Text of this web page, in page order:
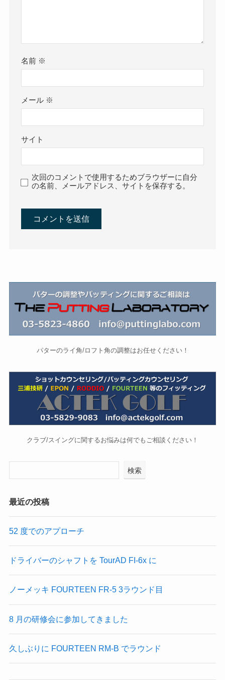
名前 ※
メール ※
サイト
次回のコメントで使用するためブラウザーに自分
の名前、メールアドレス、サイトを保存する。
パターのライ角/ロフト角の調整はお任せください！
クラブ/スイングに関するお悩みは何でもご相談ください！
検索
最近の投稿
52 度でのアプローチ
ドライバーのシャフトを TourAD FI-6x に
ノーメッキ FOURTEEN FR-5 3ラウンド目
8 月の研修会に参加してきました
久しぶりに FOURTEEN RM-B でラウンド